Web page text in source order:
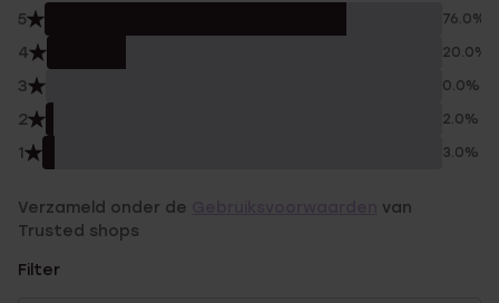
5 76.0%
4 20.0%
3 0.0%
2 2.0%
1 3.0%
Verzameld onder de
van
Trusted shops
Filter